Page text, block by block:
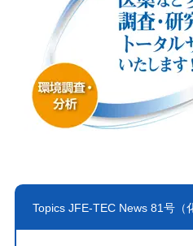
Topics JFE-TEC News 81号（